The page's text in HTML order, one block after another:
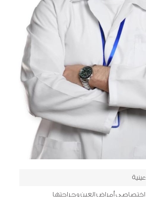
عينية
اختصاصي أمراض العين وجراحتها